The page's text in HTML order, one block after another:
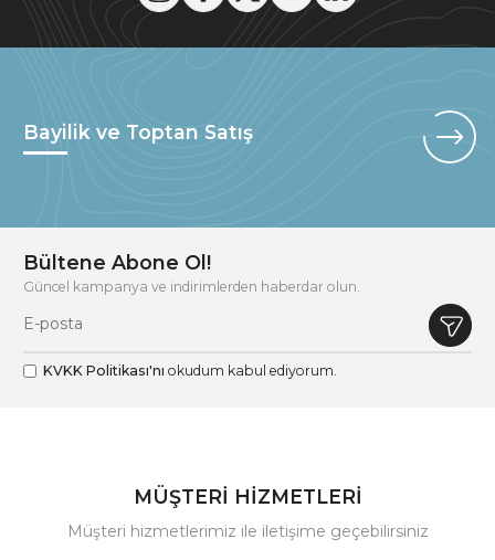
Bayilik ve Toptan Satış
Bültene Abone Ol!
Güncel kampanya ve indirimlerden haberdar olun.
KVKK Politikası'nı okudum kabul ediyorum.
MÜŞTERİ HİZMETLERİ
Müşteri hizmetlerimiz ile iletişime geçebilirsiniz